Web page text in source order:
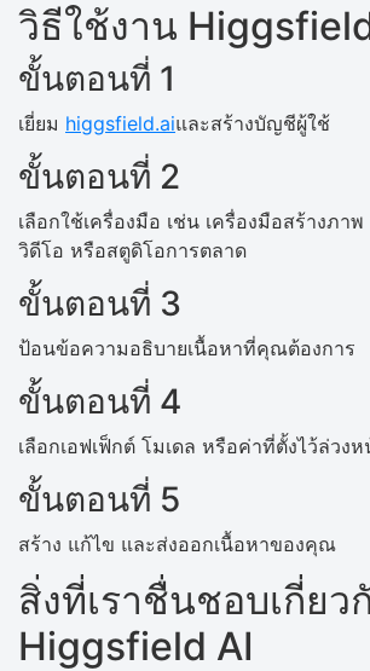
วิธีใช้งาน
ขั้นตอนที่ 1
เยี่ยม higgsfield.aiและสร้างบัญชีผู้ใช้
ขั้นตอนที่ 2
เลือกใช้เครื่องมือ เช่น เครื่องมือสร้างภาพ
วิดีโอ หรือสตูดิโอการตลาด
ขั้นตอนที่ 3
ป้อนข้อความอธิบายเนื้อหาที่คุณต้องการ
ขั้นตอนที่ 4
เลือกเอฟเฟ็กต์ โมเดล หรือค่าที่ตั้งไว้ล่วงห
ขั้นตอนที่ 5
สร้าง แก้ไข และส่งออกเนื้อหาของคุณ
สิ่งที่เราชื่นชอบเกี่ยว
Higgsfield AI